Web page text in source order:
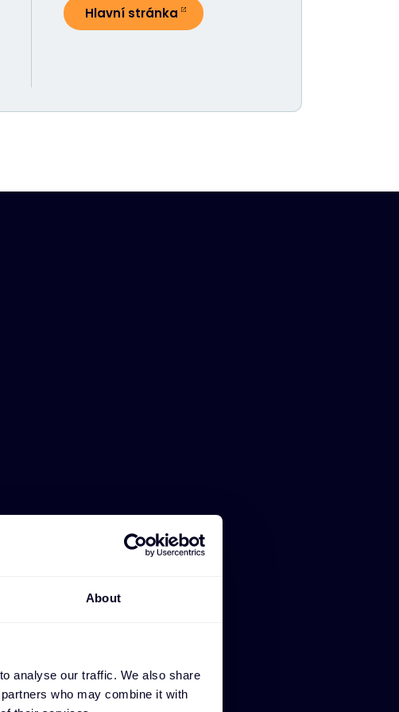
About
analyse our traffic. We also share
who may combine it with
Hlavní stránka